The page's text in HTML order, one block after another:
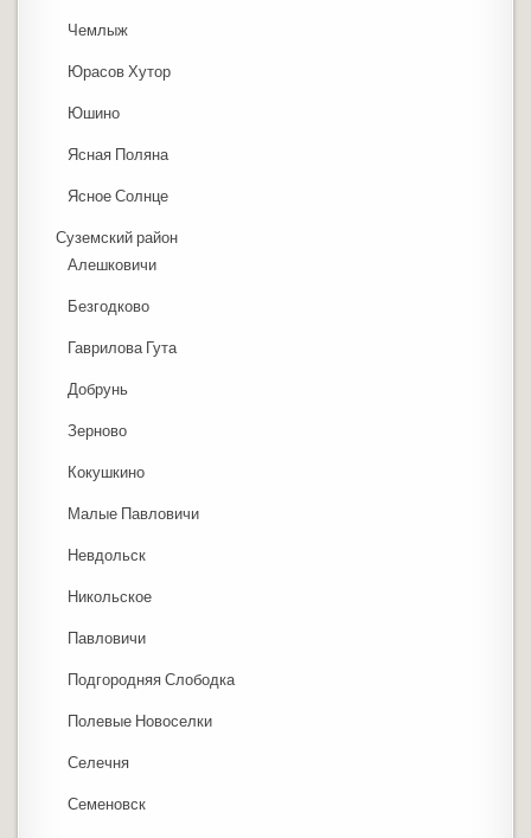
Чемлыж
Юрасов Хутор
Юшино
Ясная Поляна
Ясное Солнце
Суземский район
Алешковичи
Безгодково
Гаврилова Гута
Добрунь
Зерново
Кокушкино
Малые Павловичи
Невдольск
Никольское
Павловичи
Подгородняя Слободка
Полевые Новоселки
Селечня
Семеновск